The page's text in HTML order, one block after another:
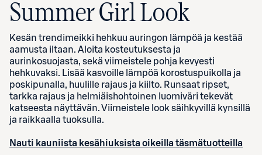
Summer Girl Look
Kesän trendimeikki hehkuu auringon lämpöä ja kestää
aamusta iltaan. Aloita kosteutuksesta ja
aurinkosuojasta, sekä viimeistele pohja kevyesti
hehkuvaksi. Lisää kasvoille lämpöä korostuspuikolla ja
poskipunalla, huulille rajaus ja kiilto. Runsaat ripset,
tarkka rajaus ja helmiäishohtoinen luomiväri tekevät
katseesta näyttävän. Viimeistele look säihkyvillä kynsillä
ja raikkaalla tuoksulla.
Nauti kauniista kesähiuksista oikeilla täsmätuotteilla